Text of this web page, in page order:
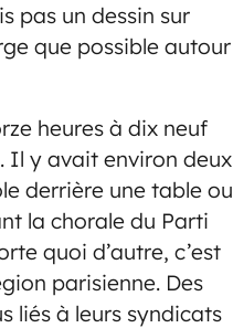
pas un dessin sur
que possible autour
heures à dix neuf
Il y avait environ deux
derrière une table ou
la chorale du Parti
quoi d’autre, c’est
parisienne. Des
liés à leurs syndicats